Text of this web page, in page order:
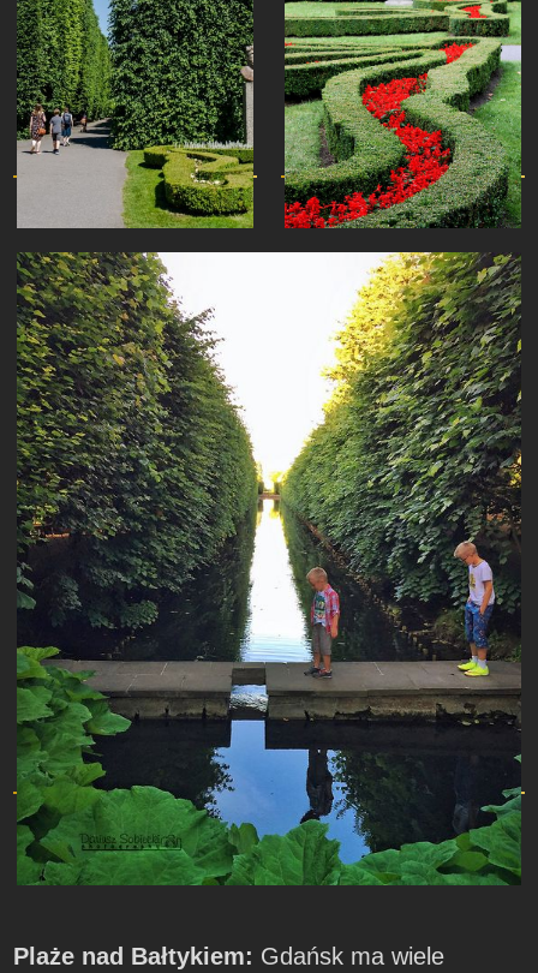
Plaże nad Bałtykiem: Gdańsk ma wiele